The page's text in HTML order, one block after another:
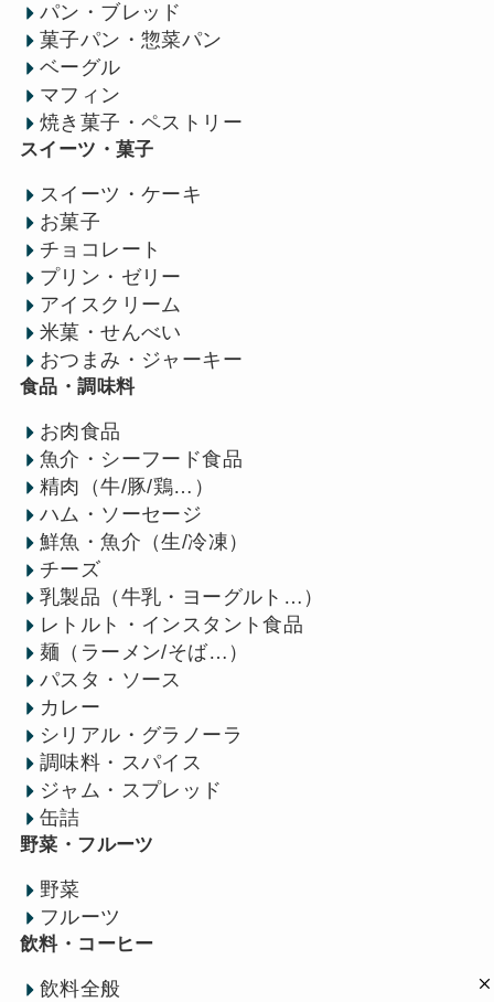
パン・ブレッド
菓子パン・惣菜パン
ベーグル
マフィン
焼き菓子・ペストリー
スイーツ・菓子
スイーツ・ケーキ
お菓子
チョコレート
プリン・ゼリー
アイスクリーム
米菓・せんべい
おつまみ・ジャーキー
食品・調味料
お肉食品
魚介・シーフード食品
精肉（牛/豚/鶏…）
ハム・ソーセージ
鮮魚・魚介（生/冷凍）
チーズ
乳製品（牛乳・ヨーグルト…）
レトルト・インスタント食品
麺（ラーメン/そば…）
パスタ・ソース
カレー
シリアル・グラノーラ
調味料・スパイス
ジャム・スプレッド
缶詰
野菜・フルーツ
野菜
フルーツ
飲料・コーヒー
飲料全般